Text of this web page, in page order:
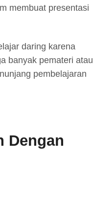
membuat presentasi
daring karena
banyak pemateri atau
pembelajaran
Dengan